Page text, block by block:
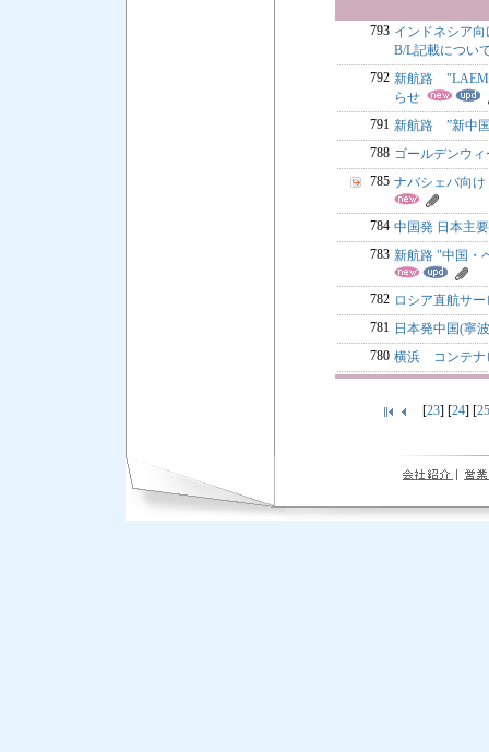
793 インドネシア
B/L記載につい
792 新航路 "LAEM
らせ
791 新航路 ”新中国
788 ゴールデンウ
785 ナバシェバ向け
784 中国発 日本主
783 新航路 "中国・
782 ロシア直航サ
781 日本発中国(寧
780 横浜 コンテナ
[23] [24] [25